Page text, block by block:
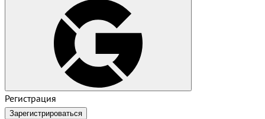
Регистрация
Зарегистрироваться